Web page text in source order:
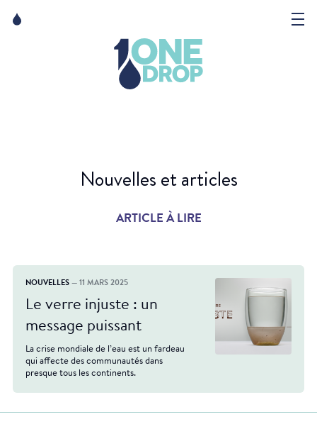
Matter of ArtNouvelles et articles
ARTICLE À LIRE
NOUVELLES — 11 MARS 2025
Le verre injuste : un
message puissant
La crise mondiale de l’eau est un fardeau
qui affecte des communautés dans
presque tous les continents.